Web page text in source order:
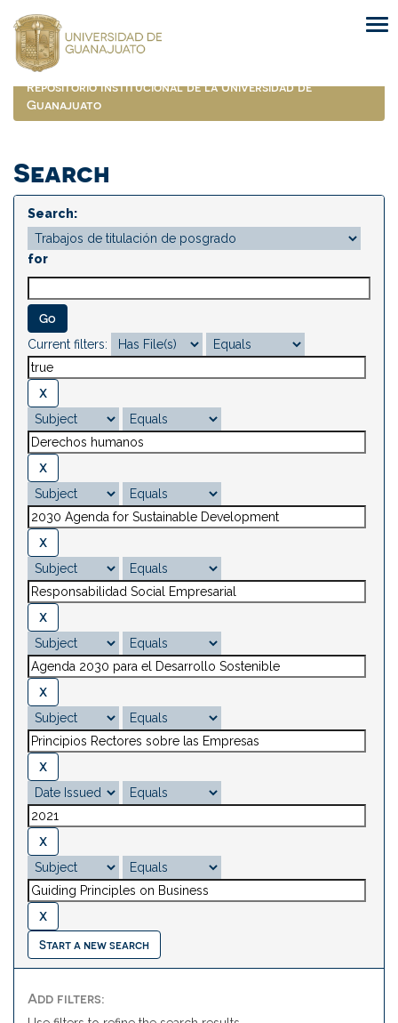
navigation
Repositorio Institucional de la Universidad de
Guanajuato
Search
Search:
for
Current filters:
Start a new search
Add filters: